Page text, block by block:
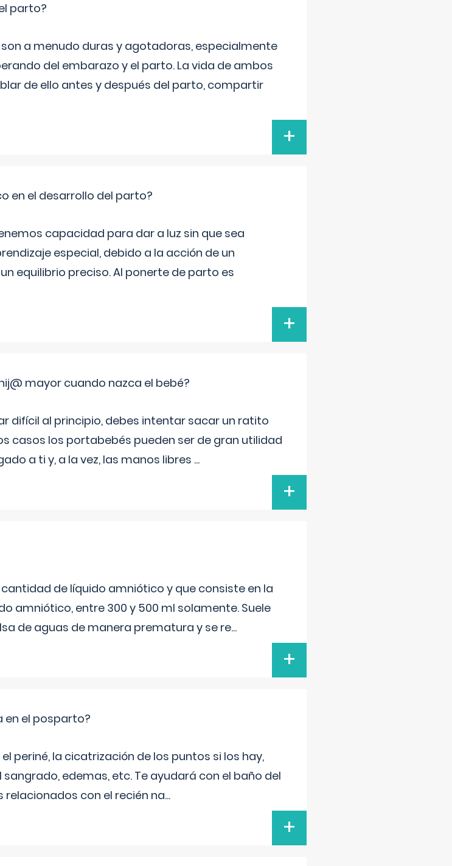
parto?
a menudo duras y agotadoras, especialmente
del embarazo y el parto. La vida de ambos
de ello antes y después del parto, compartir
+
en el desarrollo del parto?
capacidad para dar a luz sin que sea
especial, debido a la acción de un
equilibrio preciso. Al ponerte de parto es
+
mayor cuando nazca el bebé?
difícil al principio, debes intentar sacar un ratito
casos los portabebés pueden ser de gran utilidad
a ti y, a la vez, las manos libres ...
+
de líquido amniótico y que consiste en la
amniótico, entre 300 y 500 ml solamente. Suele
de aguas de manera prematura y se re...
+
en el posparto?
periné, la cicatrización de los puntos si los hay,
edemas, etc. Te ayudará con el baño del
con el recién na...
+